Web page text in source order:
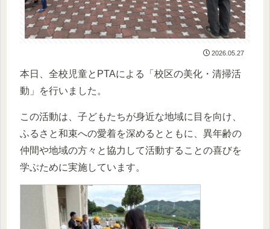
2026.05.27
本日、全校児童とPTAによる「校区の美化・清掃活
動」を行いました。
この活動は、子どもたちが身近な地域に目を向け、
ふるさと和束への愛着を深めるとともに、異年齢の
仲間や地域の方々と協力して活動することの喜びを
学ぶために実施しています。